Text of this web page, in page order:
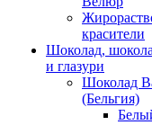
красители
Шоколад,
и глазури
Шоколад
(Бельгия)